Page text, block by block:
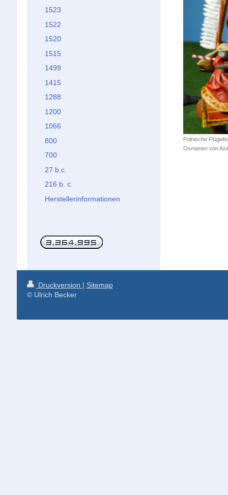
Polnische
Osmanen von
1523
1522
1520
1515
1499
1415
1288
1200
1066
800
700
27 b.c.
216 b. c.
Herstellerinformationen
Druckversion | Sitemap
© Ulrich Becker